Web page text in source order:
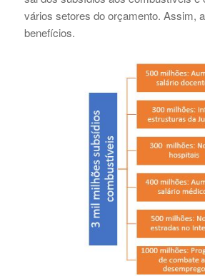
vários setores do orçamento. Assim,
benefícios.